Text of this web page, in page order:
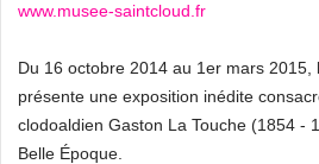
www.musee-saintcloud.fr
Du 16 octobre 2014 au 1er mars 2015,
présente une exposition inédite
clodoaldien Gaston La Touche (1854 -
Belle Époque.